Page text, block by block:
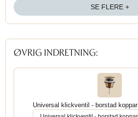
SE FLERE +
ØVRIG INDRETNING:
Universal klickventil - borstad koppar